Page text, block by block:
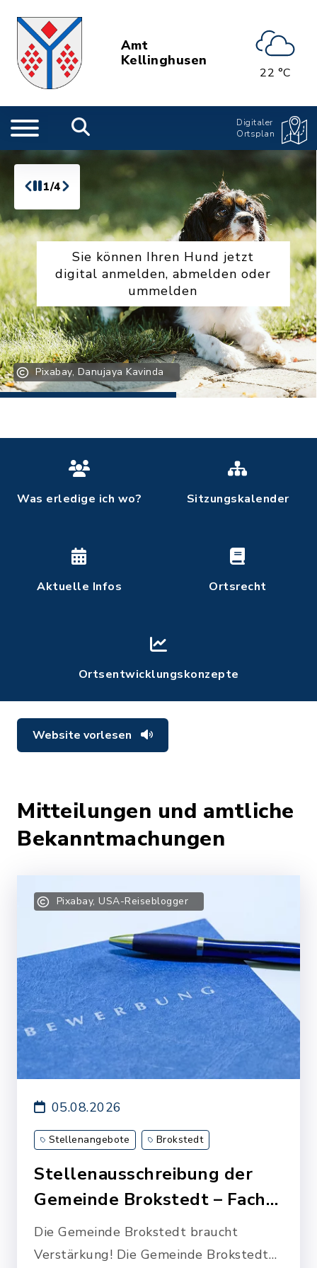
Amt
Kellinghusen
22 °C
Digitaler
Ortsplan
Sie können Ihren Hund jetzt
digital anmelden, abmelden oder
ummelden
Pixabay, Danujaya Kavinda
Was erledige ich wo? Sitzungskalender
Aktuelle Infos Ortsrecht
Ortsentwicklungskonzepte
1/4
Website vorlesen
Mitteilungen und amtliche
Bekanntmachungen
Stellenausschreibung der
Gemeinde Brokstedt – Fach…
Die Gemeinde Brokstedt braucht
Verstärkung! Die Gemeinde Brokstedt
05.08.2026
Stellenangebote Brokstedt
Pixabay, USA-Reiseblogger